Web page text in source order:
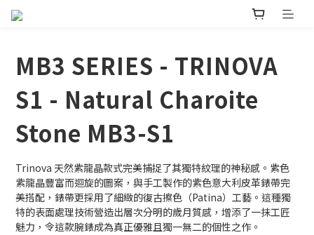
MB3 SERIES - TRINOVA
S1 - Natural Charoite
Stone MB3-S1
Trinova 天然紫龍晶款式完美捕捉了其獨特紋理的神秘感。紫色
紫龍晶豐富而迴旋的圖案，與手工製作的紫色意大利皮革錶帶完
美搭配，錶帶更採用了細緻的復古擦色（Patina）工藝。這種獨
特的表面處理技術營造出層次分明的歲月質感，增添了一抹工匠
魅力，令這款腕錶成為真正優雅且獨一無二的個性之作。